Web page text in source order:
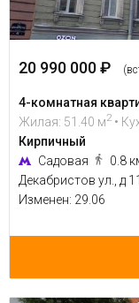
20 990 000 ₽
4-комнатная
Жилая: 51.40 м2 •
Кирпичный
Садовая
0.8
Декабристов ул., д 11
Изменен: 29.06